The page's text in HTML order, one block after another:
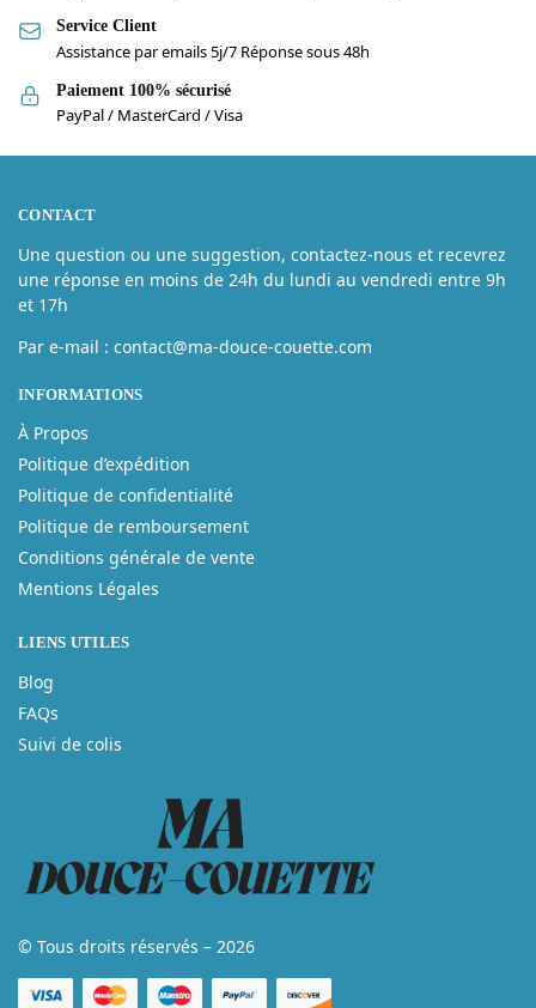
Service Client
Assistance par emails 5j/7 Réponse sous 48h
Paiement 100% sécurisé
PayPal / MasterCard / Visa
CONTACT
Une question ou une suggestion, contactez-nous et recevrez
une réponse en moins de 24h du lundi au vendredi entre 9h
et 17h
Par e-mail : contact@ma-douce-couette.com
INFORMATIONS
À Propos
Politique d’expédition
Politique de confidentialité
Politique de remboursement
Conditions générale de vente
Mentions Légales
LIENS UTILES
Blog
FAQs
Suivi de colis
© Tous droits réservés – 2026